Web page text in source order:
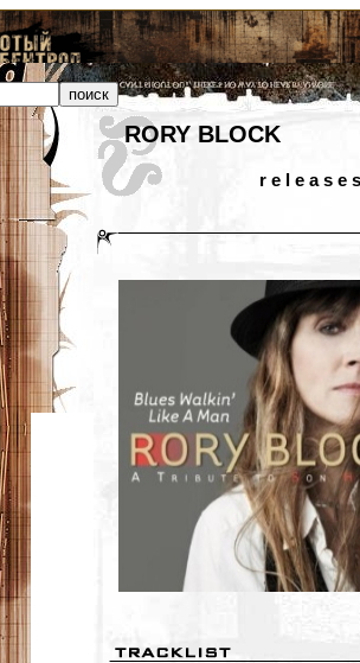
RORY BLOCK
r e l e a s e s